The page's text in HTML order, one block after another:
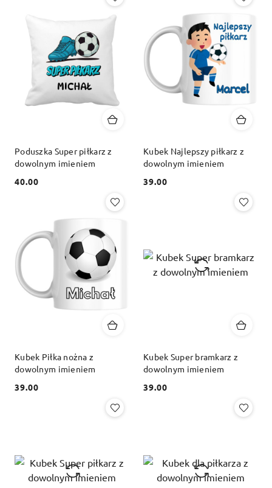
Poduszka Super piłkarz z
dowolnym imieniem
Cena:
40.00
Kubek Najlepszy piłkarz z
dowolnym imieniem
Cena:
39.00
Kubek Piłka nożna z
dowolnym imieniem
Cena:
39.00
Kubek Super bramkarz z
dowolnym imieniem
Cena:
39.00